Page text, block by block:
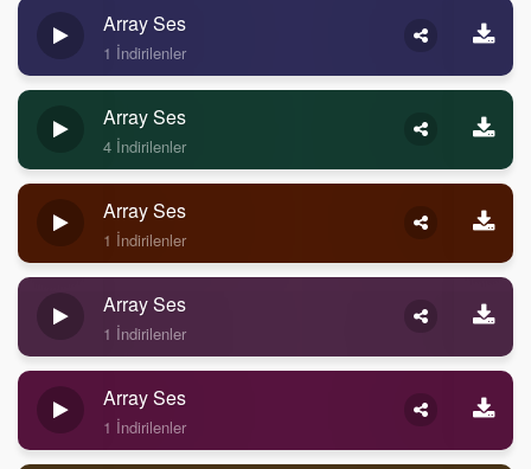
Array Ses
1 İndirilenler
Array Ses
4 İndirilenler
Array Ses
1 İndirilenler
Array Ses
1 İndirilenler
Array Ses
1 İndirilenler